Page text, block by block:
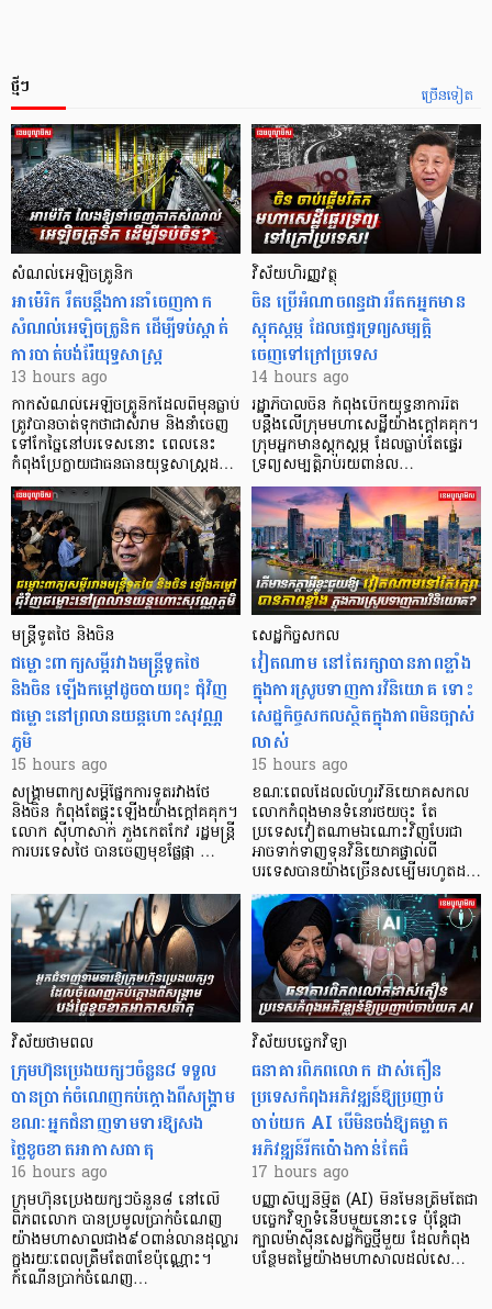
ច្រើនទៀត
ថ្មីៗ
សំណល់អេឡិចត្រូនិក
អាម៉េរិក រឹតបន្តឹងការនាំចេញកាក
សំណល់អេឡិចត្រូនិក ដើម្បីទប់ស្កាត់
ការបាត់បង់រ៉ែយុទ្ធសាស្ត្រ
13 hours ago
កាក​សំណល់​អេឡិច​ត្រូនិកដែល​ពីមុនធ្លាប់​
ត្រូវបានចាត់ទុកថាជាសំរាម និងនាំចេញ
ទៅកែច្នៃនៅបរទេស​នោះ ពេលនេះ
កំពុងប្រែក្លាយជាធនធានយុទ្ធសាស្ត្រដ…
វិស័យហិរញ្ញវត្ថុ
ចិន ប្រើ​អំណាចពន្ធដាររឹតកអ្នកមាន
ស្ដុកស្ដម្ភ ដែលផ្ទេរទ្រព្យសម្បត្តិ
ចេញទៅក្រៅប្រទេស
14 hours ago
រដ្ឋាភិបាលចិន កំពុងបើកយុទ្ធនាការរឹត
បន្តឹងលើក្រុមមហាសេដ្ឋី​យ៉ាង​ក្ដៅគគុក។
​ក្រុមអ្នកមានស្ដុកស្ដម្ភ ដែល​ធ្លាប់​តែផ្ទេរ
ទ្រព្យសម្បត្តិរាប់រយពាន់ល…
មន្ត្រីទូតថៃ និងចិន
ជម្លោះពាក្យសម្តីរវាងមន្ត្រីទូតថៃ
និងចិន ឡើងកម្ដៅដូចបាយពុះ ជុំវិញ
ជម្លោះនៅព្រលានយន្តហោះសុវណ្ណ
ភូមិ
15 hours ago
សង្គ្រាមពាក្យសម្តីផ្នែកការទូតរវាងថៃ
និងចិន កំពុងតែផ្ទុះឡើងយ៉ាងក្តៅគគុក។
លោក ស៊ីហាសាក់ ភួងកេតកែវ រដ្ឋមន្ត្រី
ការបរទេសថៃ បានចេញមុខផ្លែផ្កា …
សេដ្ឋកិច្ចសកល
វៀតណាម នៅតែរក្សាបានភាពខ្លាំង
ក្នុងការស្រូបទាញការវិនិយោគ​ ទោះ
សេដ្ឋកិច្ចសកលស្ថិតក្នុងភាពមិនច្បាស់
លាស់
15 hours ago
ខណៈពេលដែលលំហូរវិនិយោគសកល
លោកកំពុងមានទំនោរថយចុះ តែ
ប្រទេសវៀតណាមឯណោះវិញបែរជា
អាចទាក់ទាញទុនវិនិយោគផ្ទាល់ពី
បរទេសបានយ៉ាងច្រើនសម្បើមរហូតដ…
វិស័យថាមពល
ក្រុមហ៊ុនប្រេងយក្សៗចំនួន៨ ទទួល
បានប្រាក់ចំណេញកប់ក្តោងពីសង្គ្រាម
ខណៈអ្នកជំនាញទាមទារឱ្យសង
ថ្លៃខូចខាតអាកាសធាតុ
16 hours ago
ក្រុមហ៊ុនប្រេងយក្សៗចំនួន៨ នៅលើ
ពិភពលោក បានប្រមូលប្រាក់ចំណេញ
យ៉ាងមហាសាលជាង៩០ពាន់លានដុល្លារ
ក្នុងរយៈពេលត្រឹមតែ៣ខែប៉ុណ្ណោះ។
កំណើនប្រាក់ចំណេញ…
វិស័យបច្ចេកវិទ្យា
ធនាគារពិភពលោក ដាស់តឿន
ប្រទេសកំពុងអភិវឌ្ឍន៍ឱ្យប្រញាប់
ចាប់យក AI បើមិនចង់ឱ្យគម្លាត
អភិវឌ្ឍន៍រីកប៉ោងកាន់តែធំ
17 hours ago
បញ្ញាសិប្បនិម្មិត (AI) មិនមែនត្រឹមតែជា
បច្ចេកវិទ្យាទំនើបមួយនោះទេ ប៉ុន្តែជា
ក្បាលម៉ាស៊ីនសេដ្ឋកិច្ចថ្មីមួយ ដែលកំពុង
បន្ថែមតម្លៃយ៉ាងមហាសាលដល់សេ…